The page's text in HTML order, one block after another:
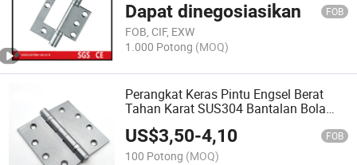
Dapat dinegosiasikan FOB
FOB, CIF, EXW
1.000 Potong (MOQ)
Perangkat Keras Pintu Engsel Berat
Tahan Karat SUS304 Bantalan Bola
Engsel Pintu Kayu
US$3,50-4,10 FOB
100 Potong (MOQ)